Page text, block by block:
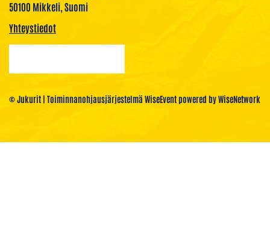
50100 Mikkeli, Suomi
Yhteystiedot
© Jukurit | Toiminnanohjausjärjestelmä WiseEventpowered byWiseNetwork